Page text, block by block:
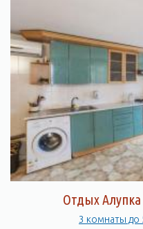
Отдых
3 комнаты до